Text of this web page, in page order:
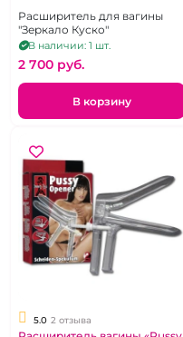
Расширитель для вагины
"Зеркало Куско"
В наличии: 1 шт.
2 700 pуб.
В корзину
5.0 2 отзыва